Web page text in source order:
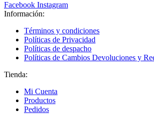
Facebook Instagram
Información:
Términos y condiciones
Políticas de Privacidad
Políticas de despacho
Políticas de Cambios Devoluciones y
Tienda:
Mi Cuenta
Productos
Pedidos